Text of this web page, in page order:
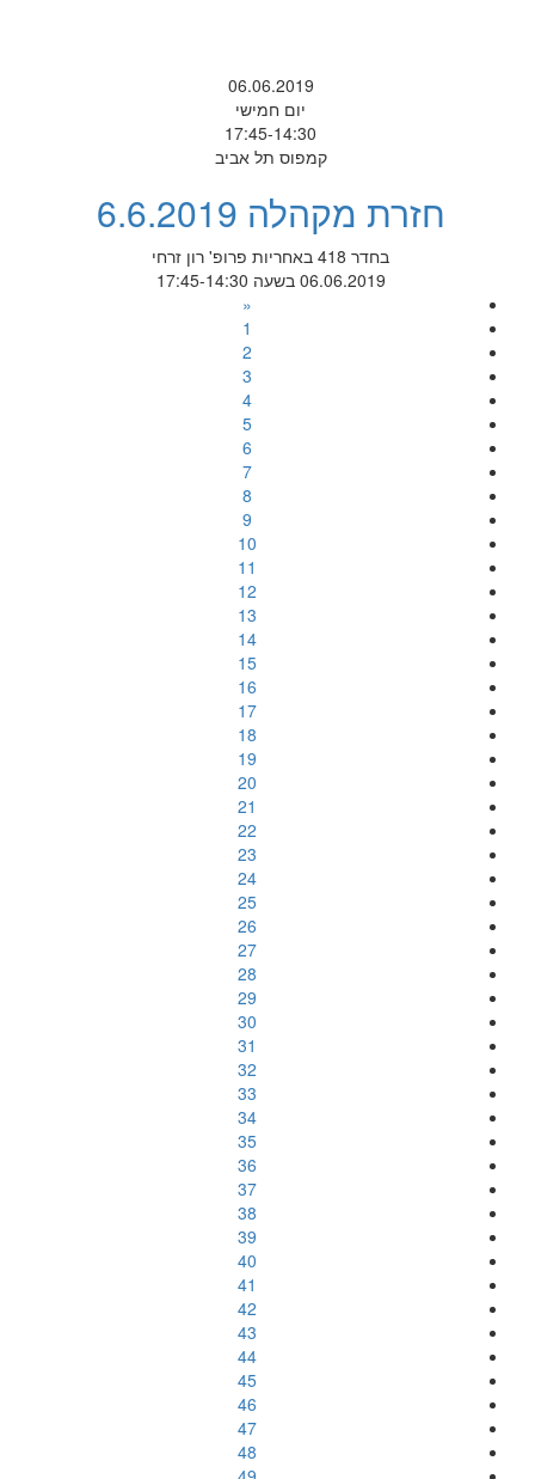
06.06.2019
יום חמישי
17:45-14:30
קמפוס תל אביב
חזרת מקהלה 6.6.2019
בחדר 418 באחריות פרופ' רון זרחי
06.06.2019 בשעה 17:45-14:30
«
1
2
3
4
5
6
7
8
9
10
11
12
13
14
15
16
17
18
19
20
21
22
23
24
25
26
27
28
29
30
31
32
33
34
35
36
37
38
39
40
41
42
43
44
45
46
47
48